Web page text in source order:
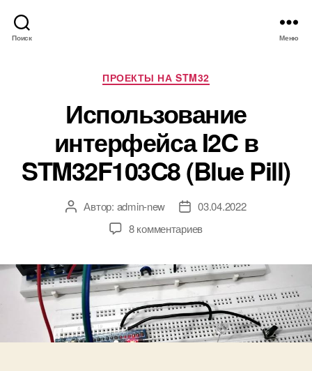
Поиск Меню
Р
у
б
р
и
к
и
ПРОЕКТЫ НА STM32
Использование
интерфейса I2C в
STM32F103C8 (Blue Pill)
А
р
з
а
п
и
с
Автор: admin-new
Д
т
з
а
п
и
с
и
03.04.2022
8 комментариевк
п
и
с
и
И